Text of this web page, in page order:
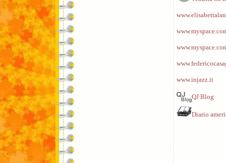
www.injazz.it
QJ Blog
Diario